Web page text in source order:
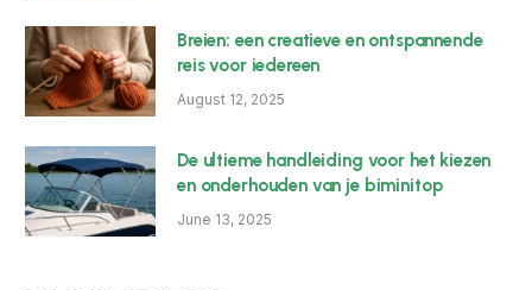
Breien: een creatieve en ontspannende
reis voor iedereen
August 12, 2025
De ultieme handleiding voor het kiezen
en onderhouden van je biminitop
June 13, 2025